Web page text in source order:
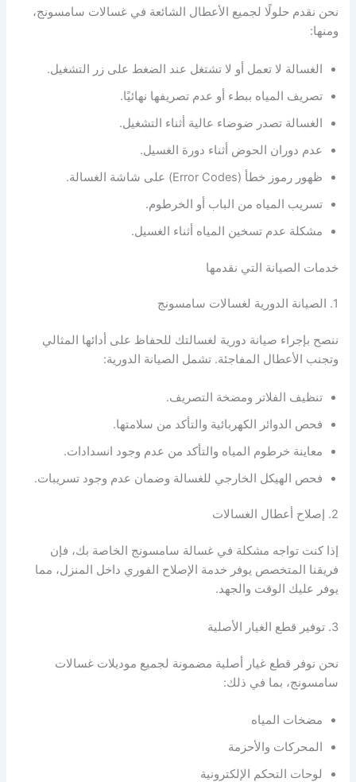
نحن نقدم حلولًا لجميع الأعطال الشائعة في غسالات سامسونج،
ومنها:
الغسالة لا تعمل أو لا تشتغل عند الضغط على زر التشغيل.
تصريف المياه ببطء أو عدم تصريفها نهائيًا.
الغسالة تصدر ضوضاء عالية أثناء التشغيل.
عدم دوران الحوض أثناء دورة الغسيل.
ظهور رموز خطأ (Error Codes) على شاشة الغسالة.
تسريب المياه من الباب أو الخرطوم.
مشكلة عدم تسخين المياه أثناء الغسيل.
خدمات الصيانة التي نقدمها
1. الصيانة الدورية لغسالات سامسونج
ننصح بإجراء صيانة دورية لغسالتك للحفاظ على أدائها المثالي
وتجنب الأعطال المفاجئة. تشمل الصيانة الدورية:
تنظيف الفلاتر ومضخة التصريف.
فحص الدوائر الكهربائية والتأكد من سلامتها.
معاينة خرطوم المياه والتأكد من عدم وجود انسدادات.
فحص الهيكل الخارجي للغسالة وضمان عدم وجود تسريبات.
2. إصلاح أعطال الغسالات
إذا كنت تواجه مشكلة في غسالة سامسونج الخاصة بك، فإن
فريقنا المتخصص يوفر خدمة الإصلاح الفوري داخل المنزل، مما
يوفر عليك الوقت والجهد.
3. توفير قطع الغيار الأصلية
نحن نوفر قطع غيار أصلية مضمونة لجميع موديلات غسالات
سامسونج، بما في ذلك:
مضخات المياه
المحركات والأحزمة
لوحات التحكم الإلكترونية